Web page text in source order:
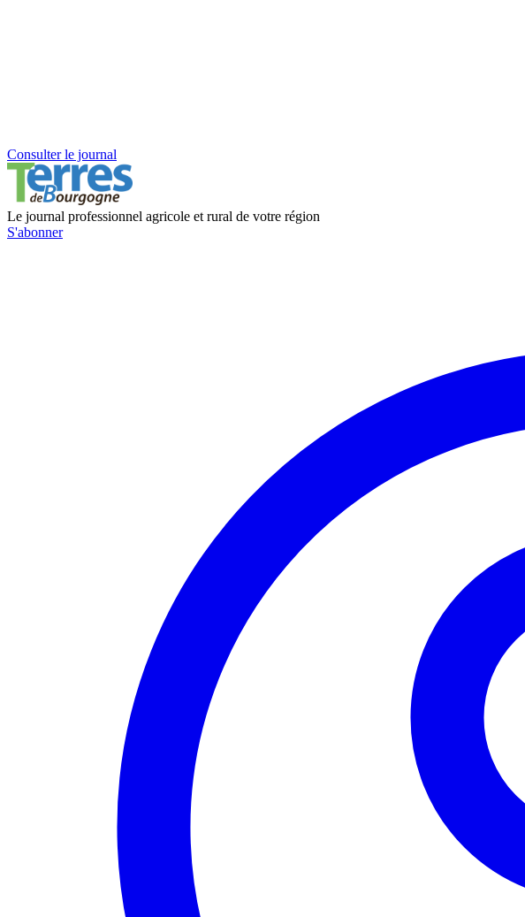
Consulter le journal
Le journal professionnel agricole et rural de votre région
S'abonner